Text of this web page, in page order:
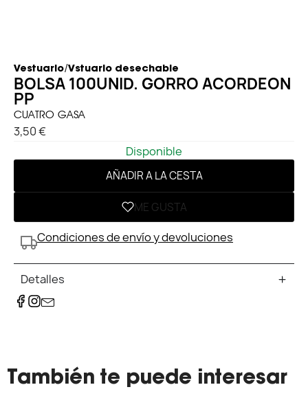
Vestuario/Vstuario desechable
BOLSA 100UNID. GORRO ACORDEON
PP
CUATRO GASA
3,50 €
Disponible
AÑADIR A LA CESTA
ME GUSTA
Condiciones de envío y devoluciones
Detalles
También te puede interesar